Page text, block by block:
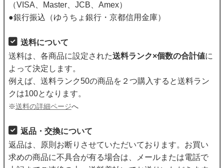
（VISA、Master、JCB、Amex）
●銀行振込（ゆうちょ銀行・京都信用金庫）
送料について
送料は、各商品に設定された送料ランク×個数の合計値に
よって決定します。
例えば、送料ランク50の商品を２つ購入すると送料ラン
クは100となります。
※送料の詳細ページへ
返品・交換について
返品は、原則お断りさせていただいております。お買い
求めの商品に不具合が有る場合は、メールまたは電話で